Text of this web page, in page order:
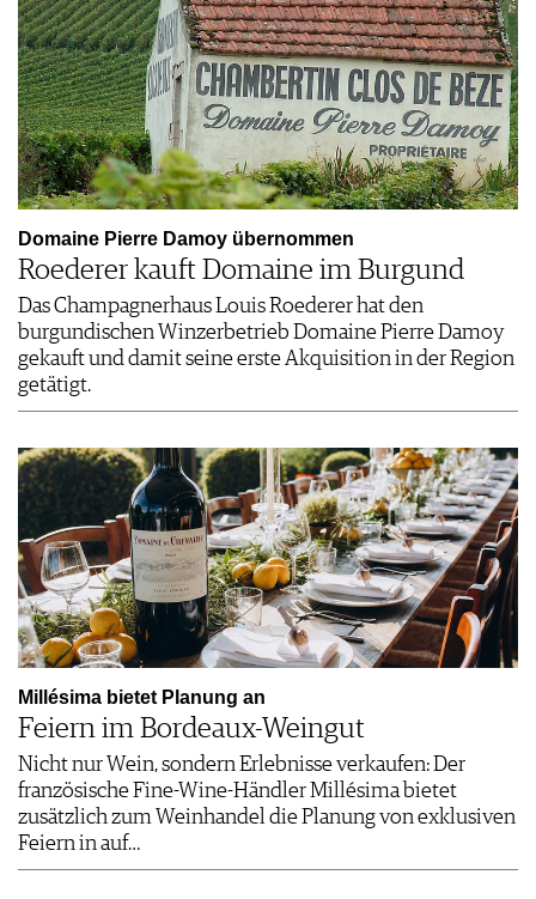
Domaine Pierre Damoy übernommen
Roederer kauft Domaine im Burgund
Das Champagnerhaus Louis Roederer hat den
burgundischen Winzerbetrieb Domaine Pierre Damoy
gekauft und damit seine erste Akquisition in der Region
getätigt.
Millésima bietet Planung an
Feiern im Bordeaux-Weingut
Nicht nur Wein, sondern Erlebnisse verkaufen: Der
französische Fine-Wine-Händler Millésima bietet
zusätzlich zum Weinhandel die Planung von exklusiven
Feiern in auf…